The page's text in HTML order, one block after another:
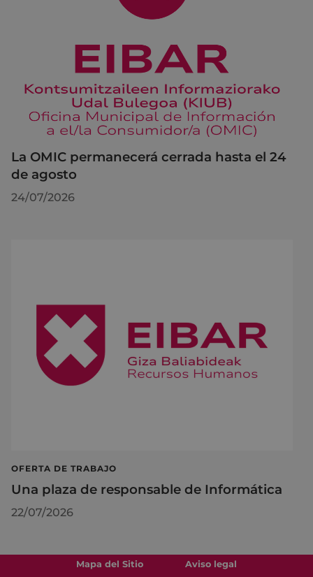
La OMIC permanecerá cerrada hasta el 24
de agosto
24/07/2026
OFERTA DE TRABAJO
Una plaza de responsable de Informática
22/07/2026
Mapa del Sitio Aviso legal